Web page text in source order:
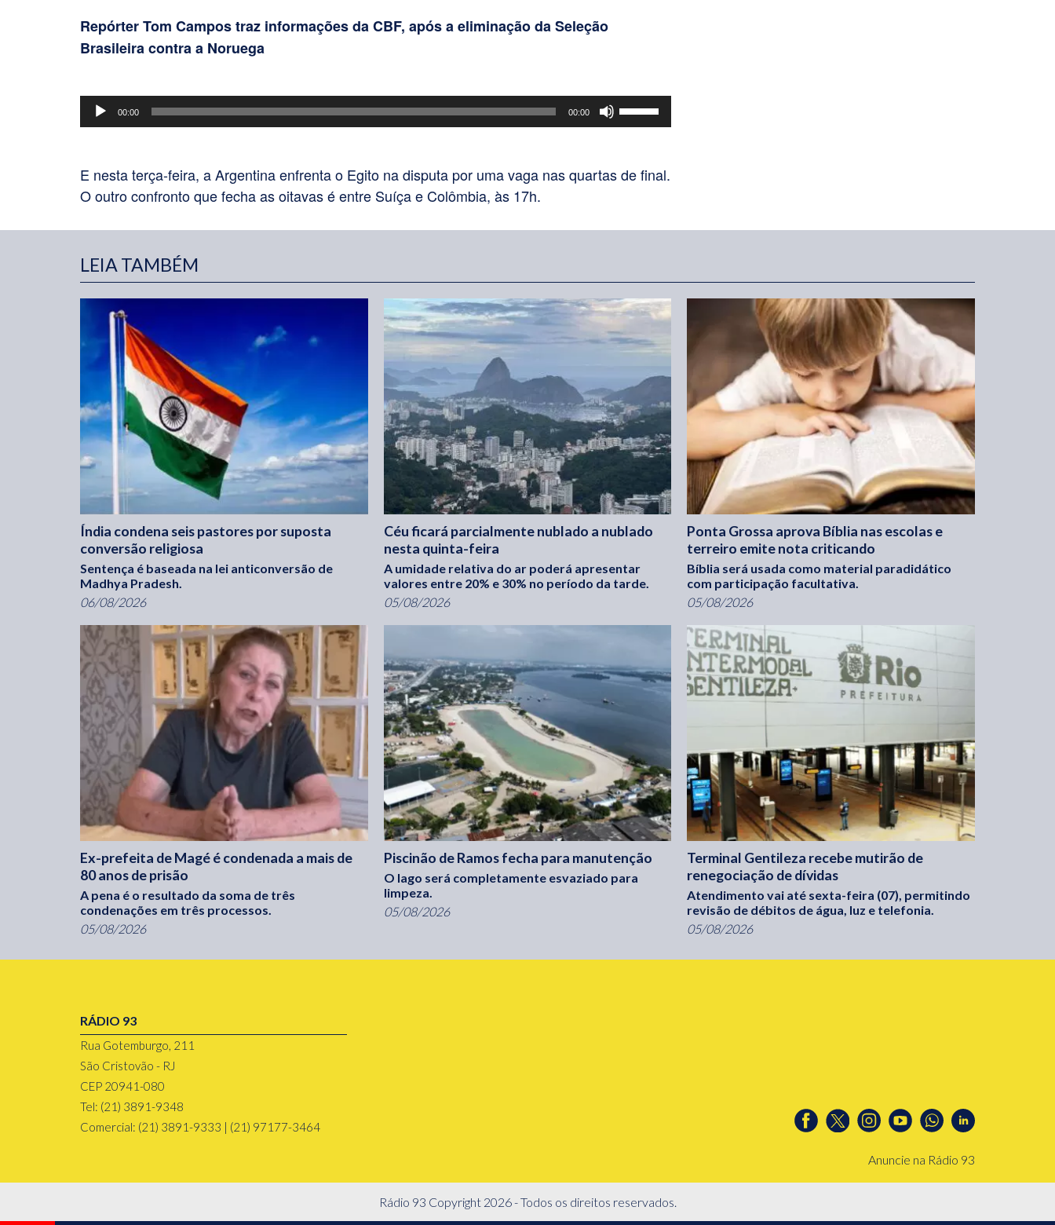
Repórter Tom Campos traz informações da CBF, após a eliminação da Seleção
Brasileira contra a Noruega
Tocador
de
00:00 00:00
Use
as
para
para
aumentar
ou
diminuir
volume.
E nesta terça-feira, a Argentina enfrenta o Egito na disputa por uma vaga nas quartas de final.
O outro confronto que fecha as oitavas é entre Suíça e Colômbia, às 17h.
LEIA TAMBÉM
Índia condena seis pastores por suposta
conversão religiosa
Sentença é baseada na lei anticonversão de
Madhya Pradesh.
06/08/2026
Céu ficará parcialmente nublado a nublado
nesta quinta-feira
A umidade relativa do ar poderá apresentar
valores entre 20% e 30% no período da tarde.
05/08/2026
Ponta Grossa aprova Bíblia nas escolas e
terreiro emite nota criticando
Bíblia será usada como material paradidático
com participação facultativa.
05/08/2026
Ex-prefeita de Magé é condenada a mais de
80 anos de prisão
A pena é o resultado da soma de três
condenações em três processos.
05/08/2026
Piscinão de Ramos fecha para manutenção
O lago será completamente esvaziado para
limpeza.
05/08/2026
Terminal Gentileza recebe mutirão de
renegociação de dívidas
Atendimento vai até sexta-feira (07), permitindo
revisão de débitos de água, luz e telefonia.
05/08/2026
RÁDIO 93
Rua Gotemburgo, 211
São Cristovão - RJ
CEP 20941-080
Tel: (21) 3891-9348
Comercial: (21) 3891-9333 | (21) 97177-3464
Anuncie na Rádio 93
Rádio 93 Copyright 2026 - Todos os direitos reservados.